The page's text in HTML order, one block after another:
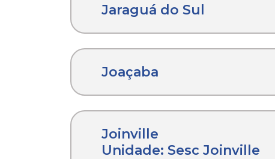
Jaraguá do Sul
Joaçaba
Joinville
Unidade: Sesc Joinville